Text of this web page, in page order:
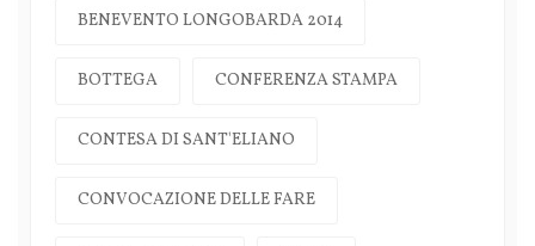
BENEVENTO LONGOBARDA 2014
BOTTEGA CONFERENZA STAMPA
CONTESA DI SANT'ELIANO
CONVOCAZIONE DELLE FARE